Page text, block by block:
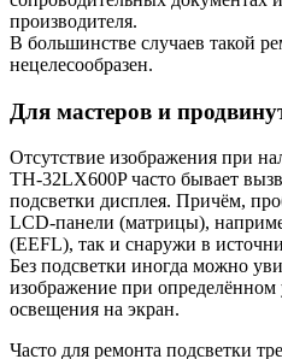
производителя.
В большинстве случаев такой
нецелесообразен.
Для мастеров и
Отсутствие изображения при
TH-32LX600P часто бывает
подсветки дисплея. Причём,
LCD-панели (матрицы),
(EEFL), так и снаружи в
Без подсветки иногда можно
изображение при
освещения на экран.
Часто для ремонта подсветки